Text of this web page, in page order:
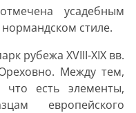
усадебным
стиле.
рубежа XVIII-XIX вв.
Между тем,
что есть элементы,
европейского